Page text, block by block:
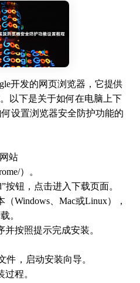
开发的网页浏览器，它提供
以下是关于如何在电脑上下
设置浏览器安全防护功能的
站
）。
按钮，点击进入下载页面。
Windows、Mac或Linux），
。
按照提示完成安装。
件，启动安装向导。
程。